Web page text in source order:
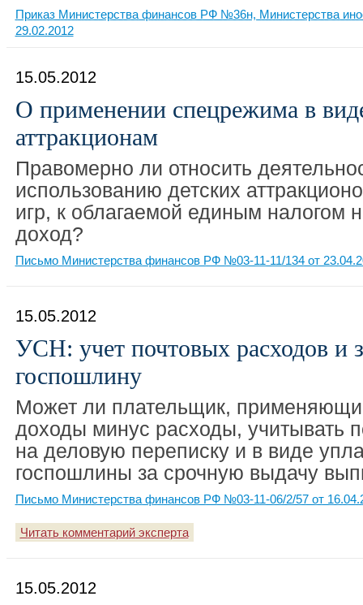
Приказ Министерства финансов РФ №36н, Министерства
29.02.2012
15.05.2012
О применении спецрежима в
аттракционам
Правомерно ли относить
использованию детских
игр, к облагаемой единым налогом
доход?
Письмо Министерства финансов РФ №03-11-11/134 от
15.05.2012
УСН: учет почтовых расходов и
госпошлину
Может ли плательщик,
доходы минус расходы, учитывать
на деловую переписку и в виде
госпошлины за срочную выдачу
Письмо Министерства финансов РФ №03-11-06/2/57 от
Читать комментарий эксперта
15.05.2012